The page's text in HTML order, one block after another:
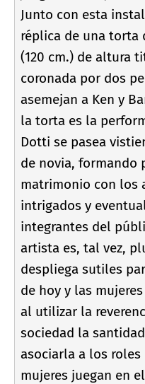
Junto con esta
réplica de una torta
(120 cm.) de altura
coronada por dos
asemejan a Ken y
la torta es la
Dotti se pasea
de novia, formando
matrimonio con los
intrigados y
integrantes del
artista es, tal vez,
despliega sutiles
de hoy y las
al utilizar la
sociedad la
asociarla a los
mujeres juegan en